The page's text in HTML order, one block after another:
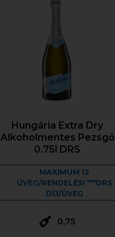
Hungária Extra Dry
Alkoholmentes Pezsgő
0.75l DRS
MAXIMUM 12
ÜVEG/RENDELÉS! ***DRS
DÍJ/ÜVEG
0,75